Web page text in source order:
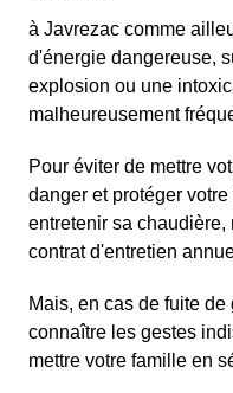
à Javrezac comme
d'énergie dangereuse,
explosion ou une
malheureusement
Pour éviter de mettre
danger et protéger
entretenir sa chaudière,
contrat d'entretien
Mais, en cas de fuite
connaître les gestes
mettre votre famille en